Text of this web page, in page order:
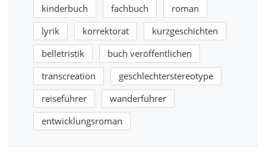
kinderbuch
fachbuch
roman
lyrik
korrektorat
kurzgeschichten
belletristik
buch veröffentlichen
transcreation
geschlechterstereotype
reiseführer
wanderführer
entwicklungsroman